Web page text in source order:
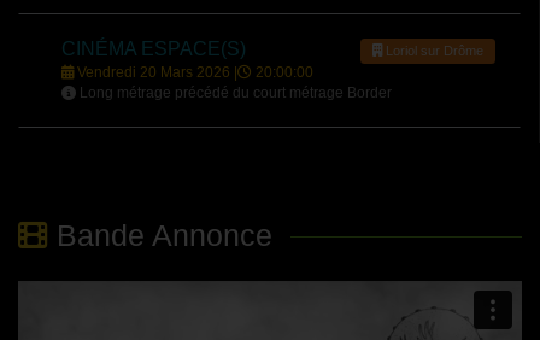
CINÉMA ESPACE(S) Loriol sur Drôme
Vendredi 20 Mars 2026 |
20:00:00
Long métrage précédé du court métrage Border
Bande Annonce